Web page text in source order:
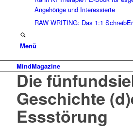
Angehörige und Interessierte
RAW WRITING: Das 1:1
Menü
MindMagazine
Die
Geschichte
Essstörung